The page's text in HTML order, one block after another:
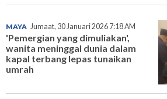
MAYA Jumaat, 30 Januari 2026 7:18 AM
'Pemergian yang dimuliakan',
wanita meninggal dunia dalam
kapal terbang lepas tunaikan
umrah